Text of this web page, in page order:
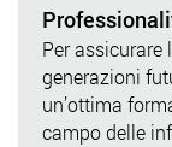
Per assicurare
generazioni
un’ottima
campo delle